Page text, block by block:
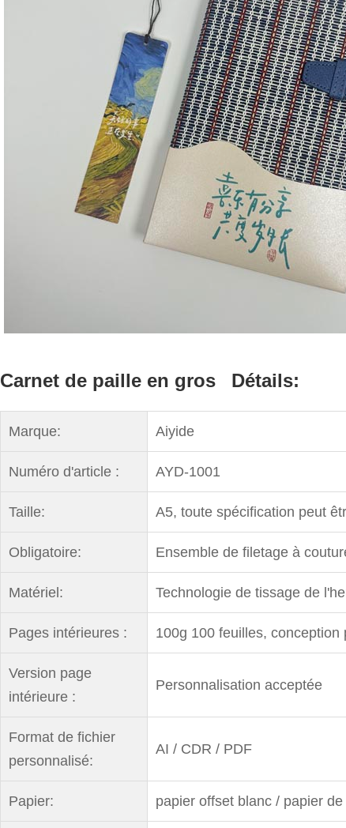
Carnet de paille en gros Détails:
Marque: Aiyide
Numéro d'article : AYD-1001
Taille: A5, toute spécification peut
Obligatoire: Ensemble de filetage à
Matériel: Technologie de tissage de
Pages intérieures : 100g 100 feuilles, conception
Version page
intérieure :
Personnalisation acceptée
Format de fichier
personnalisé:
AI / CDR / PDF
Papier: papier offset blanc / papier